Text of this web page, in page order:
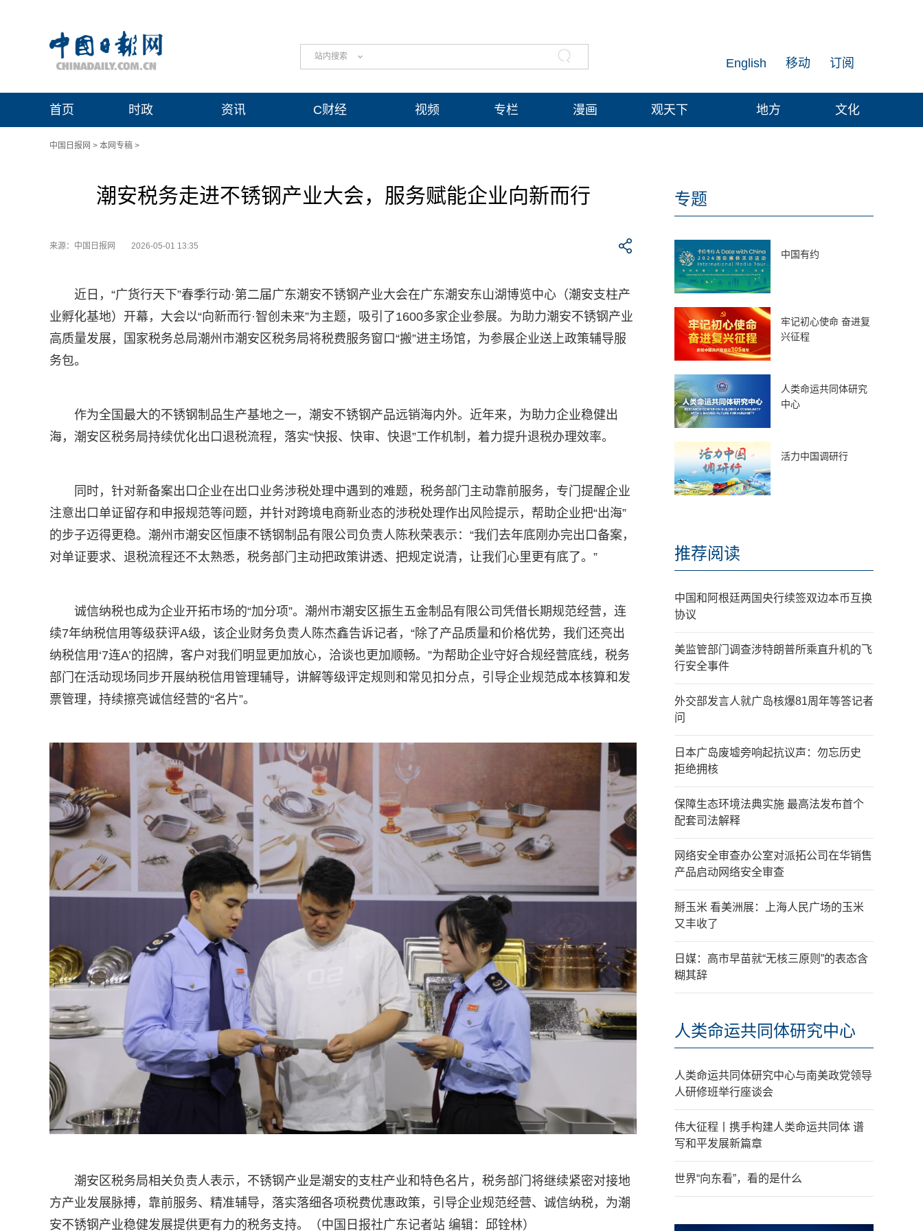
站内搜索 订阅
移动
English
首页 时政 资讯 C财经 视频 专栏 漫画 观天下 地方 文化
中国日报网 > 本网专稿 >
潮安税务走进不锈钢产业大会，服务赋能企业向新而行
来源：中国日报网 2026-05-01 13:35
近日，“广货行天下”春季行动·第二届广东潮安不锈钢产业大会在广东潮安东山湖博览中心（潮安支柱产
业孵化基地）开幕，大会以“向新而行·智创未来”为主题，吸引了1600多家企业参展。为助力潮安不锈钢产业
高质量发展，国家税务总局潮州市潮安区税务局将税费服务窗口“搬”进主场馆，为参展企业送上政策辅导服
务包。
作为全国最大的不锈钢制品生产基地之一，潮安不锈钢产品远销海内外。近年来，为助力企业稳健出
海，潮安区税务局持续优化出口退税流程，落实“快报、快审、快退”工作机制，着力提升退税办理效率。
同时，针对新备案出口企业在出口业务涉税处理中遇到的难题，税务部门主动靠前服务，专门提醒企业
注意出口单证留存和申报规范等问题，并针对跨境电商新业态的涉税处理作出风险提示，帮助企业把“出海”
的步子迈得更稳。潮州市潮安区恒康不锈钢制品有限公司负责人陈秋荣表示：“我们去年底刚办完出口备案，
对单证要求、退税流程还不太熟悉，税务部门主动把政策讲透、把规定说清，让我们心里更有底了。”
诚信纳税也成为企业开拓市场的“加分项”。潮州市潮安区振生五金制品有限公司凭借长期规范经营，连
续7年纳税信用等级获评A级，该企业财务负责人陈杰鑫告诉记者，“除了产品质量和价格优势，我们还亮出
纳税信用‘7连A’的招牌，客户对我们明显更加放心，洽谈也更加顺畅。”为帮助企业守好合规经营底线，税务
部门在活动现场同步开展纳税信用管理辅导，讲解等级评定规则和常见扣分点，引导企业规范成本核算和发
票管理，持续擦亮诚信经营的“名片”。
潮安区税务局相关负责人表示，不锈钢产业是潮安的支柱产业和特色名片，税务部门将继续紧密对接地
方产业发展脉搏，靠前服务、精准辅导，落实落细各项税费优惠政策，引导企业规范经营、诚信纳税，为潮
安不锈钢产业稳健发展提供更有力的税务支持。（中国日报社广东记者站 编辑：邱铨林）
专题
中国有约
牢记初心使命 奋进复
兴征程
人类命运共同体研究
中心
活力中国调研行
推荐阅读
中国和阿根廷两国央行续签双边本币互换
协议
美监管部门调查涉特朗普所乘直升机的飞
行安全事件
外交部发言人就广岛核爆81周年等答记者
问
日本广岛废墟旁响起抗议声：勿忘历史
拒绝拥核
保障生态环境法典实施 最高法发布首个
配套司法解释
网络安全审查办公室对派拓公司在华销售
产品启动网络安全审查
掰玉米 看美洲展：上海人民广场的玉米
又丰收了
日媒：高市早苗就“无核三原则”的表态含
糊其辞
人类命运共同体研究中心
人类命运共同体研究中心与南美政党领导
人研修班举行座谈会
伟大征程丨携手构建人类命运共同体 谱
写和平发展新篇章
世界“向东看”，看的是什么